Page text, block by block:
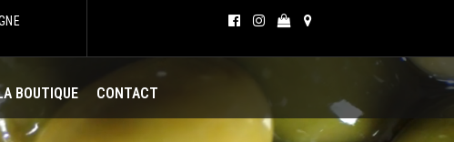
BOUTIQUE CONTACT